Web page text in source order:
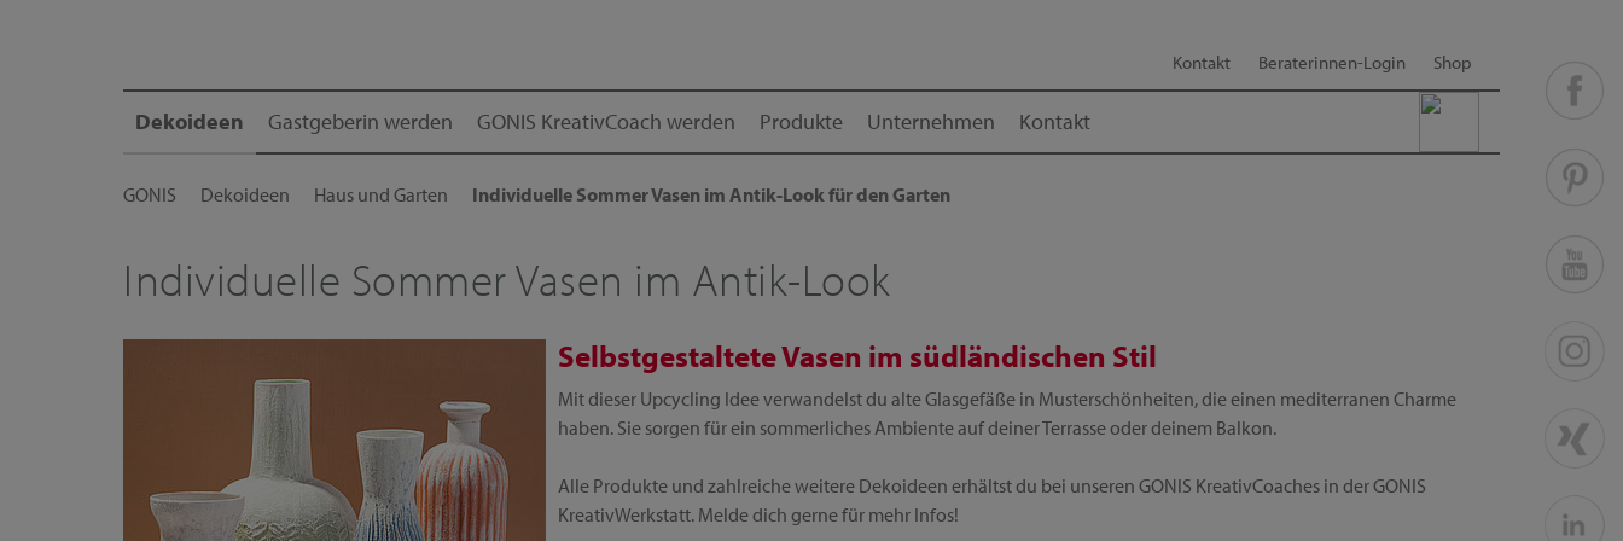
Kontakt Beraterinnen-Login Shop
Dekoideen Gastgeberin werden GONIS KreativCoach werden Produkte Unternehmen Kontakt
GONIS Dekoideen Haus und Garten Individuelle Sommer Vasen im Antik-Look für den Garten
Individuelle Sommer Vasen im Antik-Look
Selbstgestaltete Vasen im südländischen Stil
Mit dieser Upcycling Idee verwandelst du alte Glasgefäße in Musterschönheiten, die einen mediterranen Charme
haben. Sie sorgen für ein sommerliches Ambiente auf deiner Terrasse oder deinem Balkon.
Alle Produkte und zahlreiche weitere Dekoideen erhältst du bei unseren GONIS KreativCoaches in der GONIS
KreativWerkstatt. Melde dich gerne für mehr Infos!